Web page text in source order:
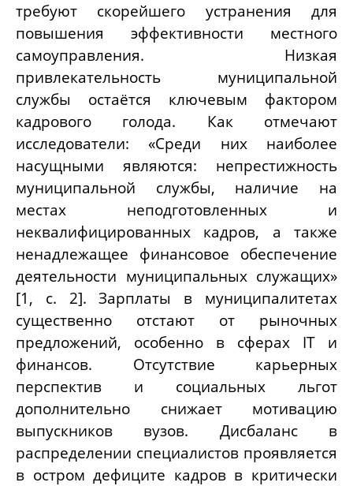
требуют скорейшего устранения для
повышения эффективности местного
самоуправления. Низкая
привлекательность муниципальной
службы остаётся ключевым фактором
кадрового голода. Как отмечают
исследователи: «Среди них наиболее
насущными являются: непрестижность
муниципальной службы, наличие на
местах неподготовленных и
неквалифицированных кадров, а также
ненадлежащее финансовое обеспечение
деятельности муниципальных служащих»
[1, c. 2]. Зарплаты в муниципалитетах
существенно отстают от рыночных
предложений, особенно в сферах IT и
финансов. Отсутствие карьерных
перспектив и социальных льгот
дополнительно снижает мотивацию
выпускников вузов. Дисбаланс в
распределении специалистов проявляется
в остром дефиците кадров в критически